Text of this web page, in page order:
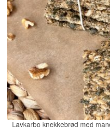
Lavkarbo knekkebrød med